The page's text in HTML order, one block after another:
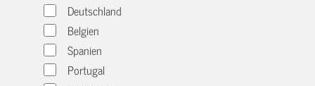
Deutschland
Belgien
Spanien
Portugal